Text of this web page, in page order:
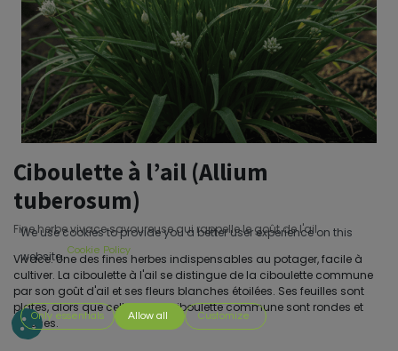
Ciboulette à l’ail (Allium
tuberosum)
Fine herbe vivace savoureuse qui rappelle le goût de l'ail
Vivace. Une des fines herbes indispensables au potager, facile à
cultiver. La ciboulette à l'ail se distingue de la ciboulette commune
par son goût d'ail et ses fleurs blanches étoilées. Ses feuilles sont
plates, alors que celles de la ciboulette commune sont rondes et
creuses.
We use cookies to provide you a better user experience on this
website. Cookie Policy
Only essentials Allow all Customize